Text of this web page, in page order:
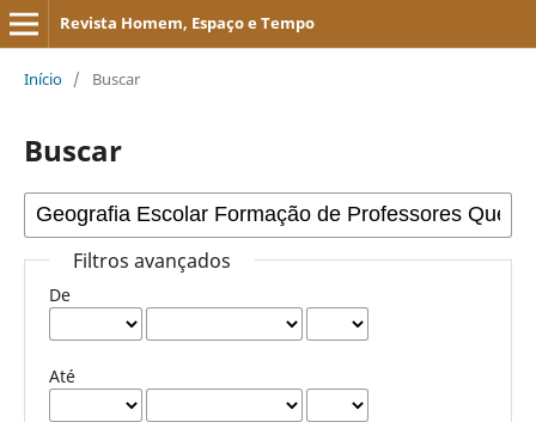
Revista Homem, Espaço e Tempo
Início / Buscar
Buscar
Filtros avançados
De
Até